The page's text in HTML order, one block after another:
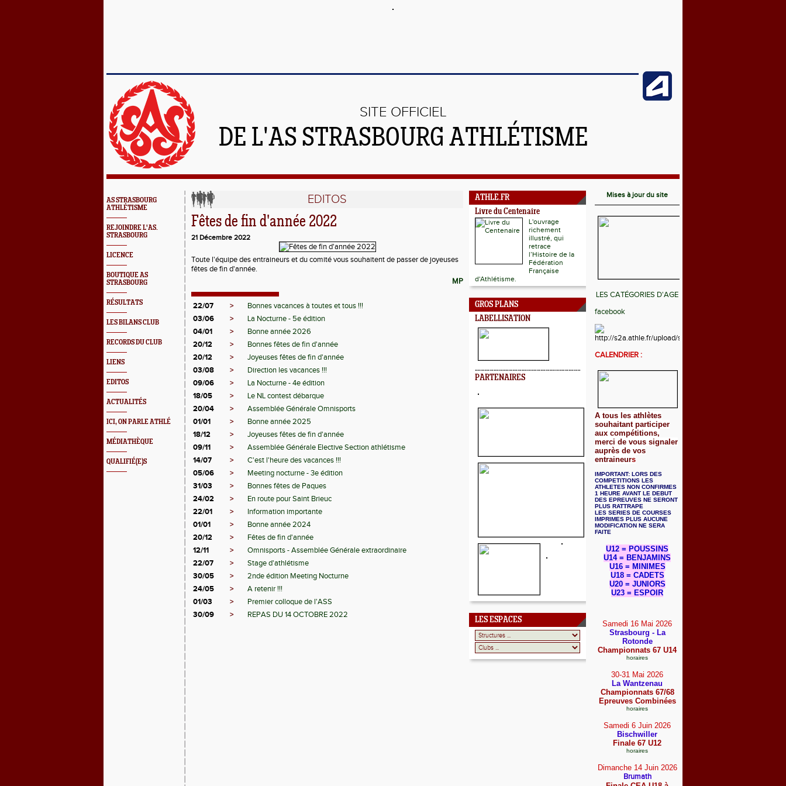
SITE OFFICIEL
DE L'AS STRASBOURG ATHLÉTISME
AS STRASBOURG
ATHLÉTISME
REJOINDRE L'AS.
STRASBOURG
LICENCE
BOUTIQUE AS
STRASBOURG
RÉSULTATS
LES BILANS CLUB
RECORDS DU CLUB
LIENS
EDITOS
ACTUALITÉS
ICI, ON PARLE ATHLÉ
MÉDIATHÈQUE
QUALIFIÉ(E)S
EDITOS
Fêtes de fin d'année 2022
21 Décembre 2022
Toute l'équipe des entraineurs et du comité vous souhaitent de passer de joyeuses
fêtes de fin d'année.
MP
22/07 >
Bonnes vacances à toutes et tous !!!
03/06
>
La Nocturne - 5e édition
04/01
>
Bonne année 2026
20/12
>
Bonnes fêtes de fin d'année
20/12
>
Joyeuses fêtes de fin d'année
03/08
>
Direction les vacances !!!
09/06
>
La Nocturne - 4e édition
18/05
>
Le NL contest débarque
20/04
>
Assemblée Générale Omnisports
01/01
>
Bonne année 2025
18/12
>
Joyeuses fêtes de fin d'année
09/11
>
Assemblée Générale Elective Section athlétisme
14/07
>
C'est l'heure des vacances !!!
05/06
>
Meeting nocturne - 3e édition
31/03
>
Bonnes fêtes de Paques
24/02
>
En route pour Saint Brieuc
22/01
>
Information importante
01/01
>
Bonne année 2024
20/12
>
Fêtes de fin d'année
12/11
>
Omnisports - Assemblée Générale extraordinaire
22/07
>
Stage d'athlétisme
30/05
>
2nde édition Meeting Nocturne
24/05
>
A retenir !!!
01/03
>
Premier colloque de l'ASS
30/09
> REPAS DU 14 OCTOBRE 2022
ATHLE.FR
Livre du Centenaire
L'ouvrage
richement
illustré, qui
retrace
l’Histoire de la
Fédération
Française
d'Athlétisme.
GROS PLANS
LABELLISATION
PARTENAIRES
LES ESPACES
Mises à jour du site
LES CATÉGORIES D'AGE
facebook
CALENDRIER :
A tous les athlètes
souhaitant participer
aux compétitions,
merci de vous signaler
auprès de vos
entraineurs
IMPORTANT: LORS DES
COMPETITIONS LES
ATHLETES NON CONFIRMES
1 HEURE AVANT LE DEBUT
DES EPREUVES NE SERONT
PLUS RATTRAPE
LES SERIES DE COURSES
IMPRIMES PLUS AUCUNE
MODIFICATION NE SERA
FAITE
U12 = POUSSINS
U14 = BENJAMINS
U16 = MINIMES
U18 = CADETS
U20 = JUNIORS
U23 = ESPOIR
Samedi 16 Mai 2026
Strasbourg - La
Rotonde
Championnats 67 U14
horaires
30-31 Mai 2026
La Wantzenau
Championnats 67/68
Epreuves Combinées
horaires
Samedi 6 Juin 2026
Bischwiller
Finale 67 U12
horaires
Dimanche 14 Juin2026
Brumath